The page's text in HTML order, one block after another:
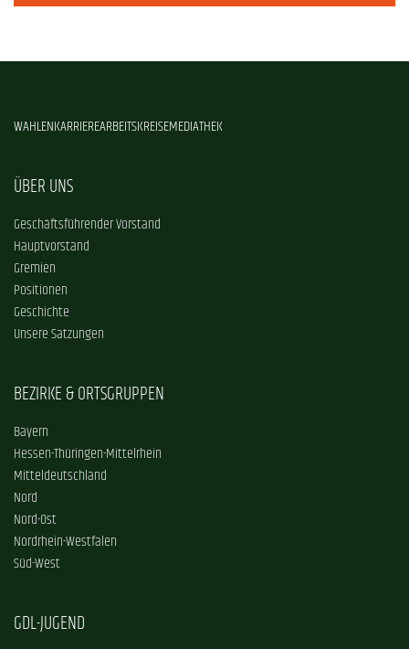
WAHLENKARRIEREARBEITSKREISEMEDIATHEK
ÜBER UNS
Geschäftsführender Vorstand
Hauptvorstand
Gremien
Positionen
Geschichte
Unsere Satzungen
BEZIRKE & ORTSGRUPPEN
Bayern
Hessen-Thüringen-Mittelrhein
Mitteldeutschland
Nord
Nord-Ost
Nordrhein-Westfalen
Süd-West
GDL-JUGEND